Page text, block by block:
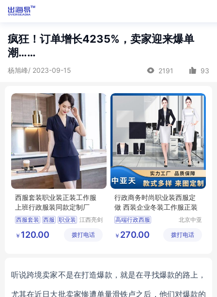
疯狂！订单增长4235%，卖家迎来爆单
潮……
杨旭峰/ 2023-09-15 2191 93
西服套装职业装正装工作服
上班行政服装同款定制厂
西服套装 西服 职业装 江西亮剑
公司
￥ 120.00 拨打电话
行政商务时尚职业装西服定
做 西装企业冬装工作服正装
高端行政西服
商务女士职业套装
北京中亚
限公司
￥ 270.00 拨打电话
听说跨境卖家不是在打造爆款，就是在寻找爆款的路上，
尤其在近日大批卖家惨遭单量滑铁卢之后，他们对爆款的